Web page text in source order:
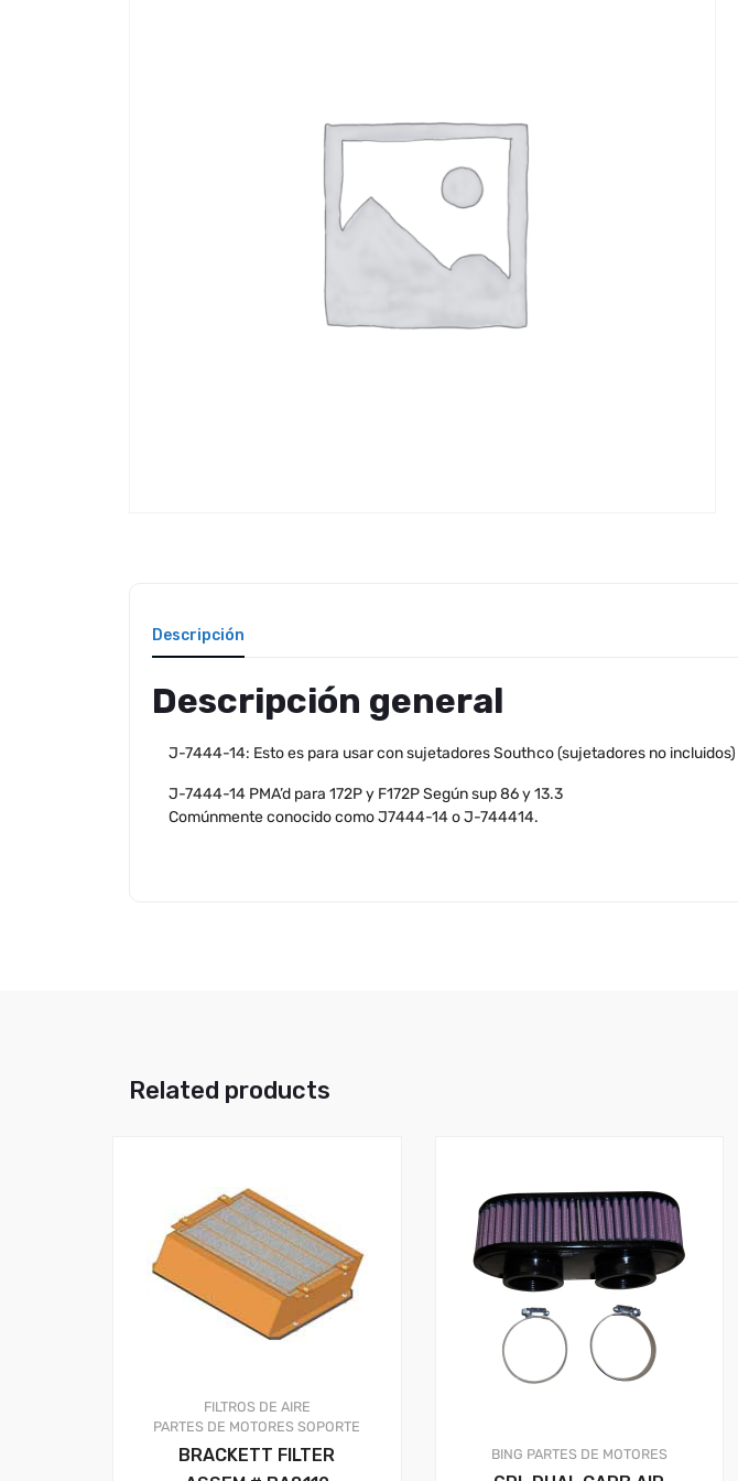
Descripción
Descripción general
J-7444-14: Esto es para usar con sujetadores Southco (sujetadores no incluidos)
J-7444-14 PMA’d para 172P y F172P Según sup 86 y 13.3
Comúnmente conocido como J7444-14 o J-744414.
Related products
FILTROS DE AIRE
PARTES DE MOTORES SOPORTE
BRACKETT FILTER
BING PARTES DE MOTORES